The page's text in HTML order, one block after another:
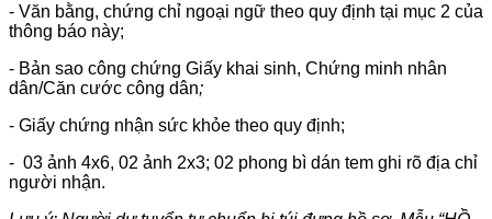
- Văn bằng, chứng chỉ ngoại ngữ theo quy định tại mục 2 của
thông báo này;
- Bản sao công chứng Giấy khai sinh, Chứng minh nhân
dân/Căn cước công dân;
- Giấy chứng nhận sức khỏe theo quy định;
- 03 ảnh 4x6, 02 ảnh 2x3; 02 phong bì dán tem ghi rõ địa chỉ
người nhận.